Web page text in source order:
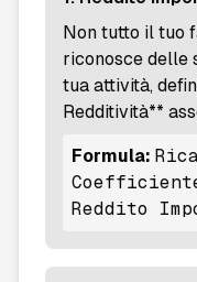
Non tutto il tuo
riconosce delle
tua attività,
Redditività**
Formula:
Reddito
FLAIA
Ciao!
Posso